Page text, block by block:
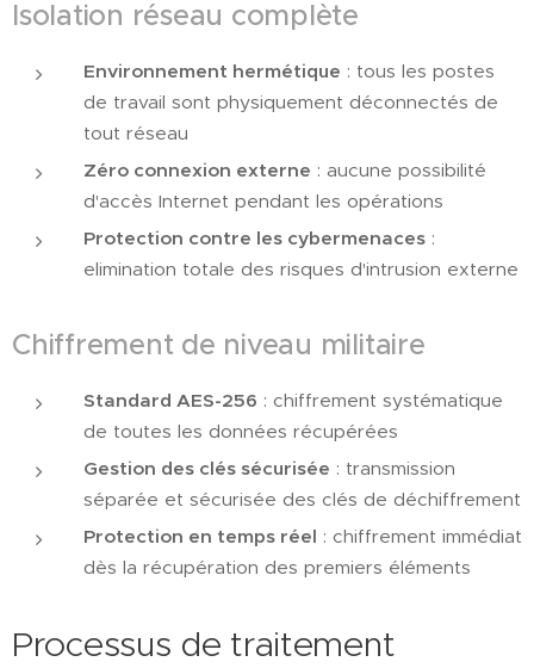
Isolation réseau complète
Environnement hermétique : tous les postes
de travail sont physiquement déconnectés de
tout réseau
Zéro connexion externe : aucune possibilité
d'accès Internet pendant les opérations
Protection contre les cybermenaces :
elimination totale des risques d'intrusion externe
Chiffrement de niveau militaire
Standard AES-256 : chiffrement systématique
de toutes les données récupérées
Gestion des clés sécurisée : transmission
séparée et sécurisée des clés de déchiffrement
Protection en temps réel : chiffrement immédiat
dès la récupération des premiers éléments
Processus de traitement